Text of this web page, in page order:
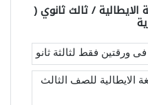
الايطالية / ثالث ثانوي (
ورقتين فقط لثالثة ثانو
الايطالية للصف الثالث